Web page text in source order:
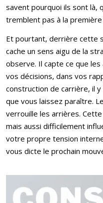
savent pourquoi ils sont là,
tremblent pas à la première
Et pourtant, derrière cette
cache un sens aigu de la
observe. Il capte ce que
vos décisions, dans vos
construction de carrière, il
que vous laissez paraître.
verrouille les arrières.
mais aussi difficilement
votre propre tension
vous dicte le prochain